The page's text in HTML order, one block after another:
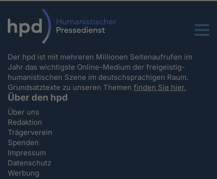
Menu
Der hpd ist mit mehreren Millionen Seitenaufrufen im
Jahr das wichtigste Online-Medium der freigeistig-
humanistischen Szene im deutschsprachigen Raum.
Grundsatztexte zu unseren Themenfinden Sie hier.
Über den hpd
Über uns
Redaktion
Trägerverein
Spenden
Impressum
Datenschutz
Werbung